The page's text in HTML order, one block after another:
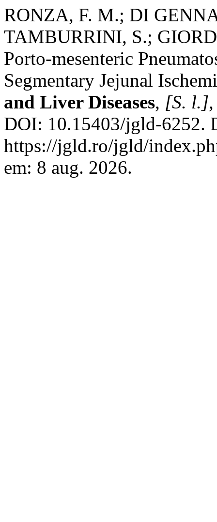
RONZA, F. M.; DI
TAMBURRINI, S.;
Porto-mesenteric
Segmentary Jejunal
and Liver Diseases, [S. l.]
DOI: 10.15403/jgld-6252.
https://jgld.ro/jgld/
em: 8 aug. 2026.